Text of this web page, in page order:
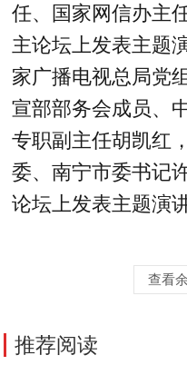
任、国家网信办主
主论坛上发表主题
家广播电视总局党
宣部部务会成员、
专职副主任胡凯红
委、南宁市委书记
论坛上发表主题演讲
查看
推荐阅读